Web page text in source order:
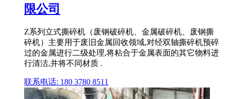
限公司
Z系列立式撕碎机（废钢破碎机、金属破碎机、废钢撕
碎机）主要用于废旧金属回收领域,对经双轴撕碎机预碎
过的金属进行二级处理,将粘合于金属表面的其它物料进
行清洁,并将不同材质 .
联系电话: 180 3780 8511